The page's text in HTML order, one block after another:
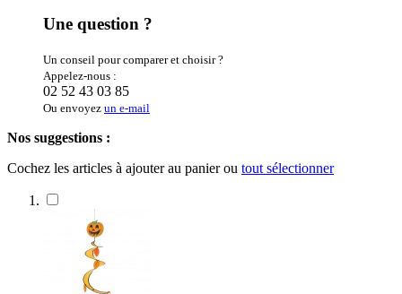
Une question ?
Un conseil pour comparer et choisir ?
Appelez-nous :
02 52 43 03 85
Ou envoyez un e-mail
Nos suggestions :
Cochez les articles à ajouter au panier ou tout sélectionner